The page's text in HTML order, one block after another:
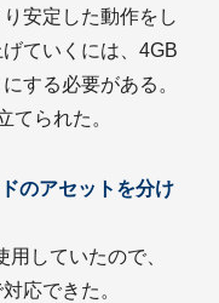
安定した動作をし
ていくには、4GB
する必要がある。
てられた。
のアセットを分け
していたので、
応できた。